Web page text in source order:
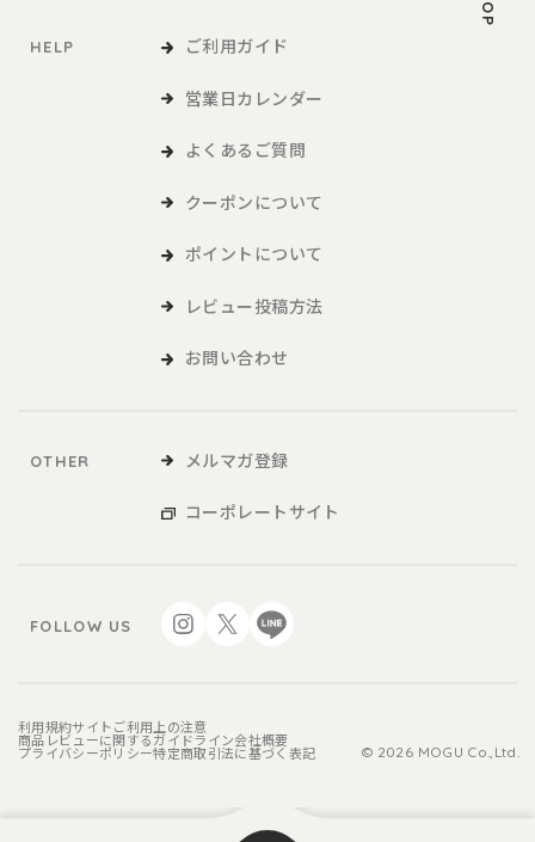
HELP ご利用ガイド
営業日カレンダー
よくあるご質問
クーポンについて
ポイントについて
レビュー投稿方法
お問い合わせ
OTHER メルマガ登録
コーポレートサイト
FOLLOW US
利用規約サイトご利用上の注意
商品レビューに関するガイドライン会社概要
プライバシーポリシー特定商取引法に基づく表記 © 2026 MOGU Co.,Ltd.